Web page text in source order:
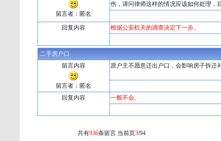
留言者：匿名
伤，请问律师这样的情况应该如何处理，
回复内容 根据公安机关的调查决定下一步。
二手房户口
留言内容
留言者：匿名
原户主不愿意迁出户口，会影响房子拆迁
回复内容 一般不会。
共有936条留言 当前页3/94